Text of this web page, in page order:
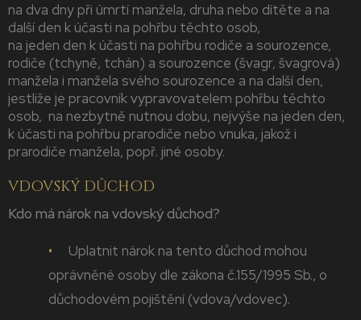
na dva dny při úmrtí manžela, druha nebo dítěte a na
další den k účasti na pohřbu těchto osob,
na jeden den k účasti na pohřbu rodiče a sourozence,
rodiče (tchyně, tchán) a sourozence (švagr, švagrová)
manžela i manžela svého sourozence a na další den,
jestliže je pracovník vypravovatelem pohřbu těchto
osob, na nezbytně nutnou dobu, nejvýše na jeden den,
k účasti na pohřbu prarodiče nebo vnuka, jakož i
prarodiče manžela, popř. jiné osoby.
VDOVSKÝ DŮCHOD
Kdo má nárok na vdovský důchod?
Uplatnit nárok na tento důchod mohou
oprávněné osoby dle zákona č.155/1995 Sb., o
důchodovém pojištění (vdova/vdovec).